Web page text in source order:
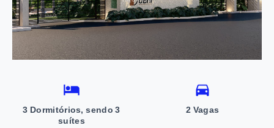
3 Dormitórios, sendo 3
suítes
2 Vagas